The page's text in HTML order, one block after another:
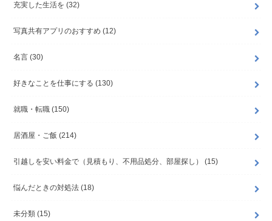
充実した生活を (32)
写真共有アプリのおすすめ (12)
名言 (30)
好きなことを仕事にする (130)
就職・転職 (150)
居酒屋・ご飯 (214)
引越しを安い料金で（見積もり、不用品処分、部屋探し） (15)
悩んだときの対処法 (18)
未分類 (15)